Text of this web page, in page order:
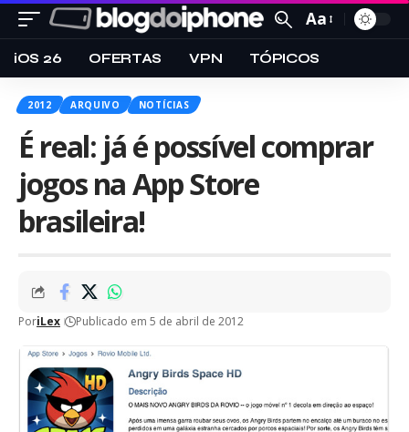
Aa
iOS 26 OFERTAS VPN TÓPICOS
2012 ARQUIVO NOTÍCIAS
É real: já é possível comprar
jogos na App Store
brasileira!
PoriLex Publicado em 5 de abril de 2012